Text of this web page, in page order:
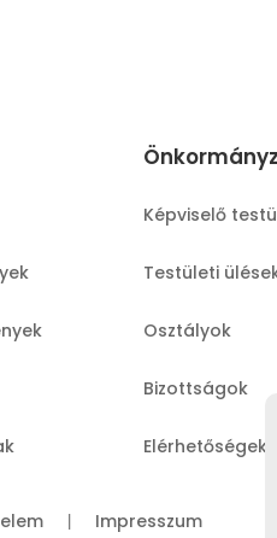
Képviselő
Testületi
Osztályok
Bizottságok
Elérhetőségek
Impresszum